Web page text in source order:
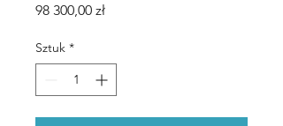
98 300,00 złCena
Sztuk *